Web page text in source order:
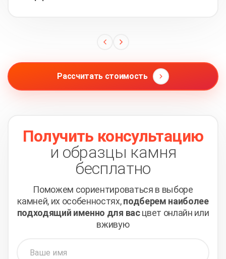
Рассчитать стоимость
Получить консультацию
и образцы камня
бесплатно
Поможем сориентироваться в выборе
камней, их особенностях,подберем наиболее
подходящий именно для васцвет онлайн или
вживую